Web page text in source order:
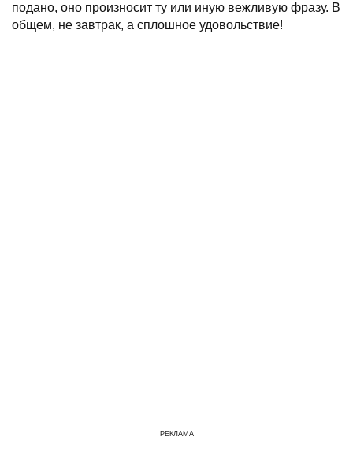
подано, оно произносит ту или иную вежливую фразу. В
общем, не завтрак, а сплошное удовольствие!
РЕКЛАМА